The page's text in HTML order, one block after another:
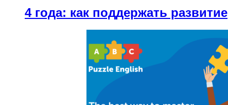
4 года: как поддержать развитие